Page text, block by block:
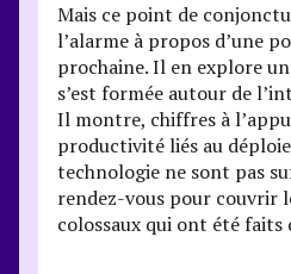
Mais ce point de
l’alarme à propos d’une
prochaine. Il en explore
s’est formée autour de
Il montre, chiffres à
productivité liés au
technologie ne sont pas
rendez-vous pour couvrir
colossaux qui ont été faits